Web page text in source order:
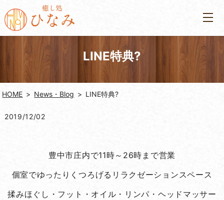
LINE特典?
HOME News・Blog LINE特典?
2019/12/02
豊中市庄内で11時～26時まで営業
個室でゆったりくつろげるリラクゼーションスペース
揉みほぐし・フット・オイル・リンパ・ヘッドマッサー